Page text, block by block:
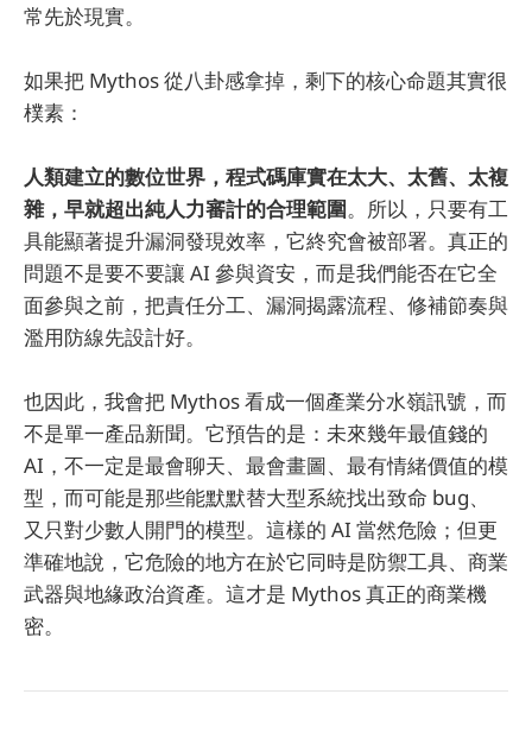
常先於現實。
如果把 Mythos 從八卦感拿掉，剩下的核心命題其實很
樸素：
人類建立的數位世界，程式碼庫實在太大、太舊、太複
雜，早就超出純人力審計的合理範圍。所以，只要有工
具能顯著提升漏洞發現效率，它終究會被部署。真正的
問題不是要不要讓 AI 參與資安，而是我們能否在它全
面參與之前，把責任分工、漏洞揭露流程、修補節奏與
濫用防線先設計好。
也因此，我會把 Mythos 看成一個產業分水嶺訊號，而
不是單一產品新聞。它預告的是：未來幾年最值錢的
AI，不一定是最會聊天、最會畫圖、最有情緒價值的模
型，而可能是那些能默默替大型系統找出致命 bug、
又只對少數人開門的模型。這樣的 AI 當然危險；但更
準確地說，它危險的地方在於它同時是防禦工具、商業
武器與地緣政治資產。這才是 Mythos 真正的商業機
密。